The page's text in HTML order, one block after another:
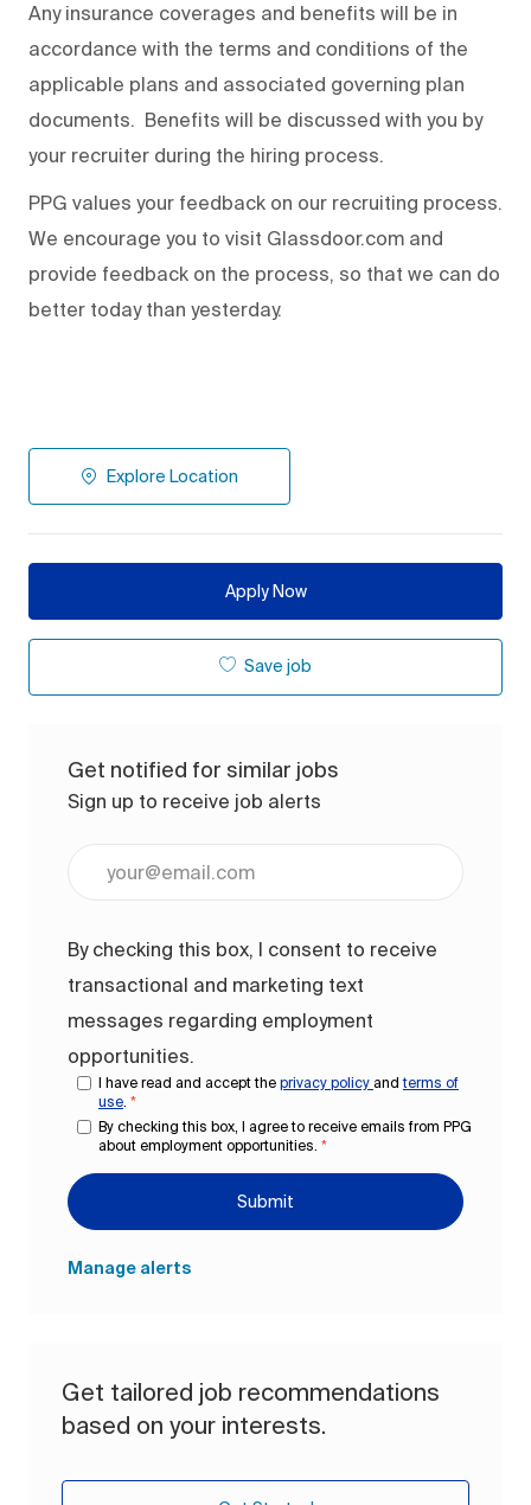
Any insurance coverages and benefits will be in
accordance with the terms and conditions of the
applicable plans and associated governing plan
documents. Benefits will be discussed with you by
your recruiter during the hiring process.
PPG values your feedback on our recruiting process.
We encourage you to visit Glassdoor.com and
provide feedback on the process, so that we can do
better today than yesterday.
Explore Location
Apply Now
Save job
Get notified for similar jobs
Sign up to receive job alerts
By checking this box, I consent to receive
transactional and marketing text
messages regarding employment
opportunities.
I have read and accept the privacy policy andterms of
use *
By checking this box, I agree to receive emails from PPG
about employment opportunities. *
Submit
Manage alerts
Get tailored job recommendations
based on your interests.